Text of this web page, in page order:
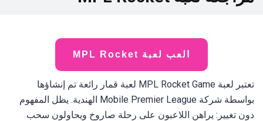
العب لعبة MPL Rocket
تعتبر لعبة MPL Rocket Game لعبة قمار رائعة تم إنشاؤها
بواسطة شركة Mobile Premier League الهندية. يظل المفهوم
دون تغيير: يراهن اللاعبون على رحلة صاروخ ويحاولون سحب